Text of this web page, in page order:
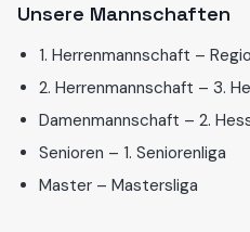
Unsere Mannschaften
1. Herrenmannschaft –
2. Herrenmannschaft – 3.
Damenmannschaft – 2.
Senioren – 1. Seniorenliga
Master – Mastersliga